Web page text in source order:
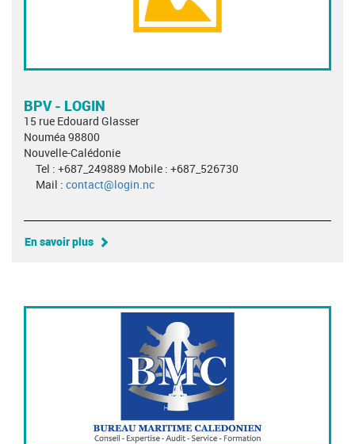
BPV - LOGIN
15 rue Edouard Glasser
Nouméa 98800
Nouvelle-Calédonie
Tel : +687_249889 Mobile : +687_526730
Mail : contact@login.nc
En savoir plus